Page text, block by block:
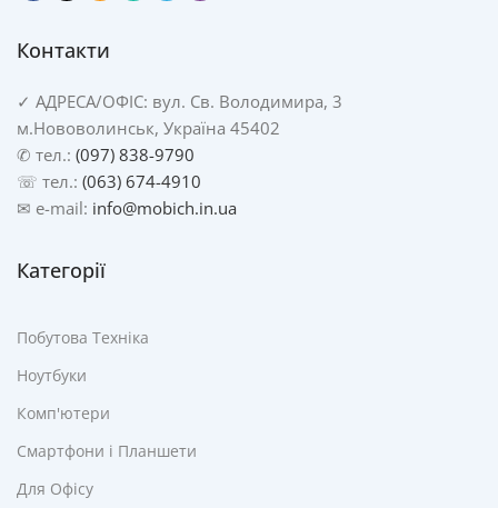
Контакти
✓ АДРЕСА/ОФІС: вул. Св. Володимира, 3
м.Нововолинськ, Україна 45402
✆ тел.: (097) 838-9790
☏ тел.: (063) 674-4910
✉ e-mail: info@mobich.in.ua
Категорії
Побутова Техніка
Ноутбуки
Комп'ютери
Смартфони і Планшети
Для Офісу